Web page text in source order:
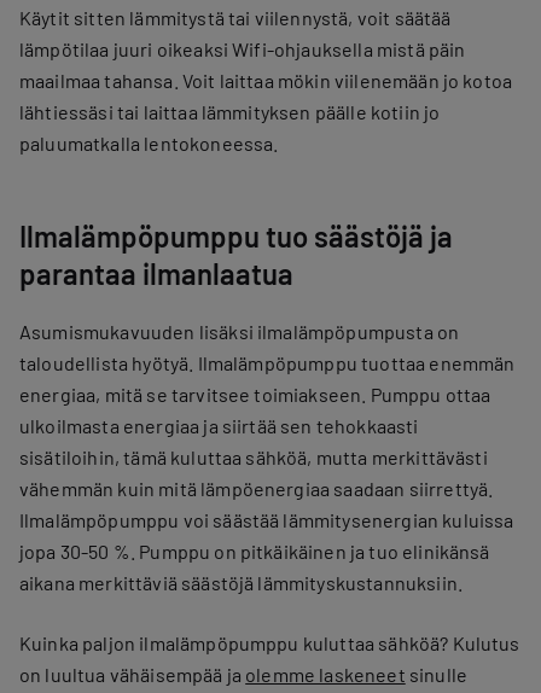
Käytit sitten lämmitystä tai viilennystä, voit säätää
lämpötilaa juuri oikeaksi Wifi-ohjauksella mistä päin
maailmaa tahansa. Voit laittaa mökin viilenemään jo kotoa
lähtiessäsi tai laittaa lämmityksen päälle kotiin jo
paluumatkalla lentokoneessa.
Ilmalämpöpumppu tuo säästöjä ja
parantaa ilmanlaatua
Asumismukavuuden lisäksi ilmalämpöpumpusta on
taloudellista hyötyä. Ilmalämpöpumppu tuottaa enemmän
energiaa, mitä se tarvitsee toimiakseen. Pumppu ottaa
ulkoilmasta energiaa ja siirtää sen tehokkaasti
sisätiloihin, tämä kuluttaa sähköä, mutta merkittävästi
vähemmän kuin mitä lämpöenergiaa saadaan siirrettyä.
Ilmalämpöpumppu voi säästää lämmitysenergian kuluissa
jopa 30-50 %. Pumppu on pitkäikäinen ja tuo elinikänsä
aikana merkittäviä säästöjä lämmityskustannuksiin.
Kuinka paljon ilmalämpöpumppu kuluttaa sähköä? Kulutus
on luultua vähäisempää ja olemme laskeneet sinulle